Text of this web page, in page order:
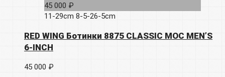
45 000 ₽
11-29cm 8-5-26-5cm
RED WING Ботинки 8875 CLASSIC MOC MEN’S
6-INCH
45 000 ₽